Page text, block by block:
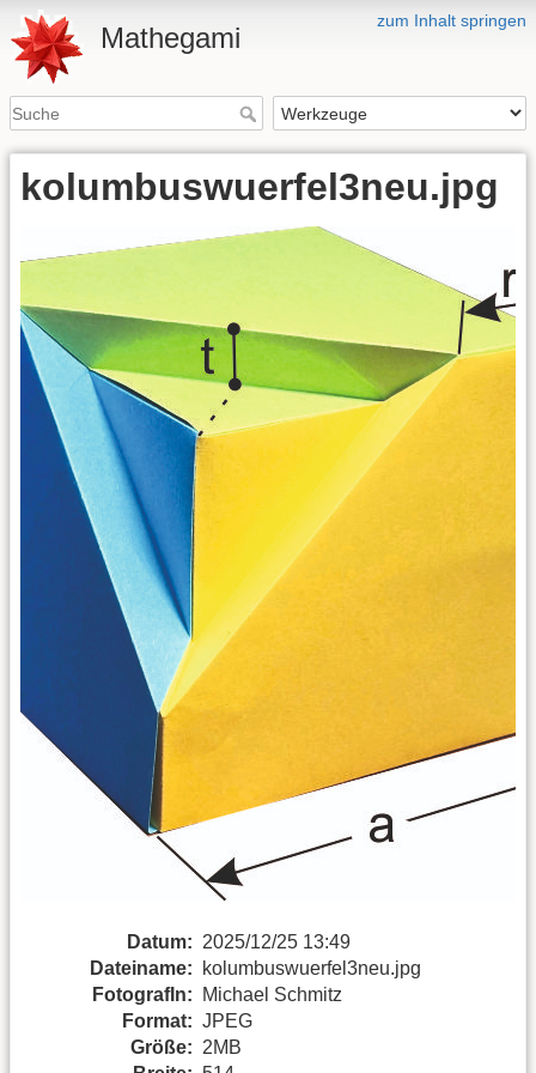
zum Inhalt springen
Mathegami
kolumbuswuerfel3neu.jpg
Datum: 2025/12/25 13:49
Dateiname:
kolumbuswuerfel3neu.jpg
FotografIn:
Michael Schmitz
Format: JPEG
Größe: 2MB